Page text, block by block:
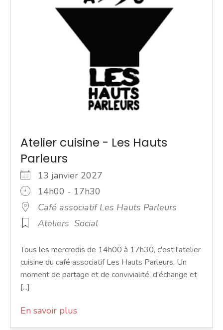
Atelier cuisine - Les Hauts
Parleurs
13 janvier 2027
14h00 - 17h30
Café associatif Les Hauts Parleurs
Ateliers Social
Tous les mercredis de 14h00 à 17h30, c'est l'atelier
cuisine du café associatif Les Hauts Parleurs. Un
moment de partage et de convivialité, d'échange et
[...]
En savoir plus